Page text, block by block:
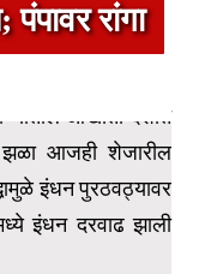
रांगा
आखाती देशात
झळा आजही शेजारील
इंधन पुरठवठ्यावर
इंधन दरवाढ झाली